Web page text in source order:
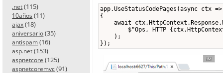
.net (115)
10años (11)
ajax (18)
aniversario (35)
antispam (16)
asp.net (153)
aspnetcore (125)
aspnetcoremvc (91)
app.UseStatusCodePages(async ctx =>
{
await
$"Ops, HTTP
    );
});